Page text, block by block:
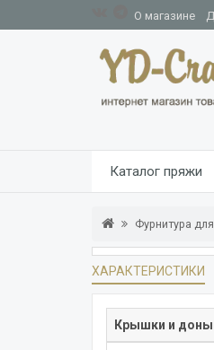
О магазине
Каталог пряжи
Фурнитура
ХАРАКТЕРИСТИКИ
Крышки и